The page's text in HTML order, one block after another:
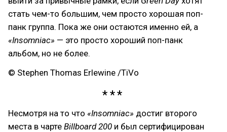
стать чем-то большим, чем просто хорошая поп-
панк группа. Пока же они остаются именно ей, а
«Insomniac» — это просто хороший поп-панк
альбом, но не более.
© Stephen Thomas Erlewine /TiVo
Несмотря на то что «Insomniac» достиг второго
места в чарте Billboard 200 и был сертифицирован